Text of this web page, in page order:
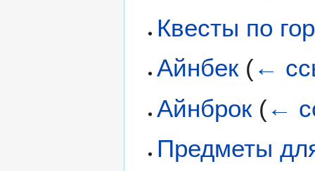
Квесты по
Айнбек (←
Айнброк (←
Предметы